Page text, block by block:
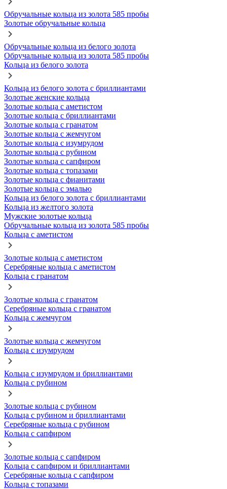
Обручальные кольца из золота 585 пробы
Золотые обручальные кольца
Обручальные кольца из белого золота
Обручальные кольца из золота 585 пробы
Кольца из белого золота
Кольца из белого золота с бриллиантами
Золотые женские кольца
Золотые кольца с аметистом
Золотые кольца с бриллиантами
Золотые кольца с гранатом
Золотые кольца с жемчугом
Золотые кольца с изумрудом
Золотые кольца с рубином
Золотые кольца с сапфиром
Золотые кольца с топазами
Золотые кольца с фианитами
Золотые кольца с эмалью
Кольца из белого золота с бриллиантами
Кольца из желтого золота
Мужские золотые кольца
Обручальные кольца из золота 585 пробы
Кольца с аметистом
Золотые кольца с аметистом
Серебряные кольца с аметистом
Кольца с гранатом
Золотые кольца с гранатом
Серебряные кольца с гранатом
Кольца с жемчугом
Золотые кольца с жемчугом
Кольца с изумрудом
Кольца с изумрудом и бриллиантами
Кольца с рубином
Золотые кольца с рубином
Кольца с рубином и бриллиантами
Серебряные кольца с рубином
Кольца с сапфиром
Золотые кольца с сапфиром
Кольца с сапфиром и бриллиантами
Серебряные кольца с сапфиром
Кольца с топазами